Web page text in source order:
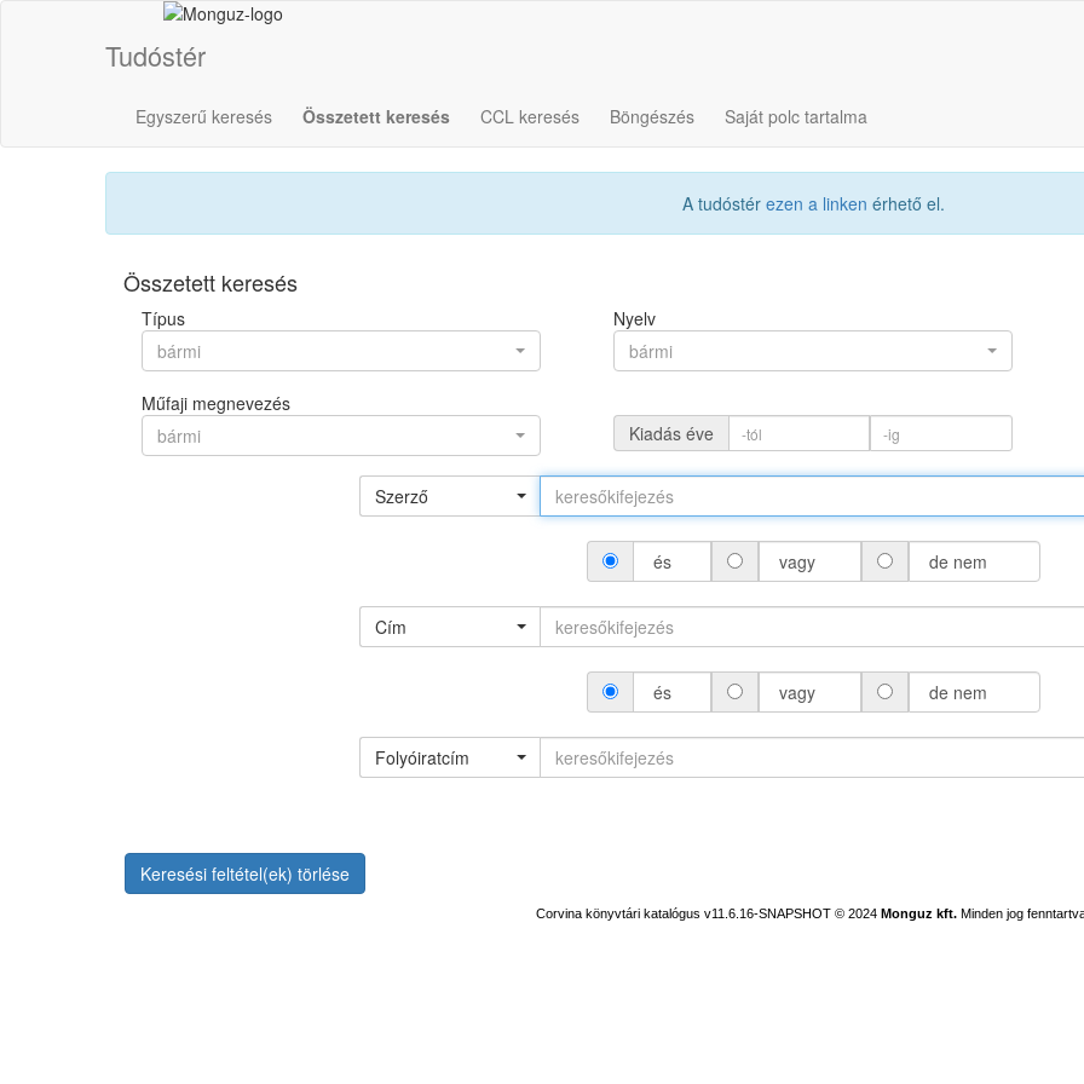
Tudóstér
Egyszerű keresés Összetett keresés CCL keresés Böngészés Saját polc tartalma
A tudóstér ezen a linken érhető el.
Összetett keresés
Típus
bármi
Nyelv
bármi
Műfaji megnevezés
bármi
Kiadás éve
Szerző
és vagy de nem
Cím
és vagy de nem
Folyóiratcím
Keresési feltétel(ek) törlése
Corvina könyvtári katalógus v11.6.16-SNAPSHOT © 2024 Monguz kft. Minden jog